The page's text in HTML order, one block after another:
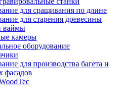
для сращивания по длине
для старения древесины
ваймы
камеры
оборудование
для производства багета и
фасадов